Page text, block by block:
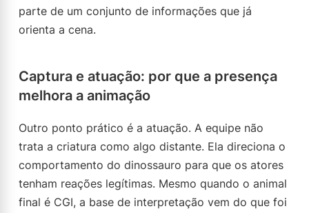
parte de um conjunto de informações que já
orienta a cena.
Captura e atuação: por que a presença
melhora a animação
Outro ponto prático é a atuação. A equipe não
trata a criatura como algo distante. Ela direciona o
comportamento do dinossauro para que os atores
tenham reações legítimas. Mesmo quando o animal
final é CGI, a base de interpretação vem do que foi